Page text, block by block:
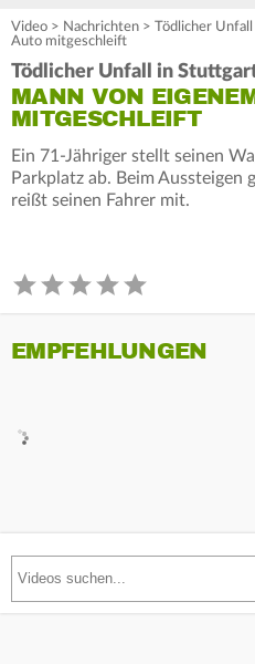
Video > Nachrichten > Tödlicher
Auto mitgeschleift
Tödlicher Unfall in
MANN VON
MITGESCHLEIFT
Ein 71-Jähriger stellt seinen
Parkplatz ab. Beim Aussteigen
reißt seinen Fahrer mit.
EMPFEHLUNGEN